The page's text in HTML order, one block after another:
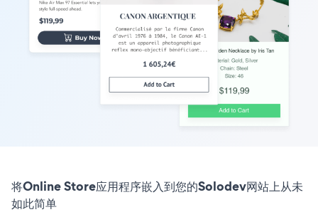
将Online Store应用程序嵌入到您的Solodev网站上从未
如此简单